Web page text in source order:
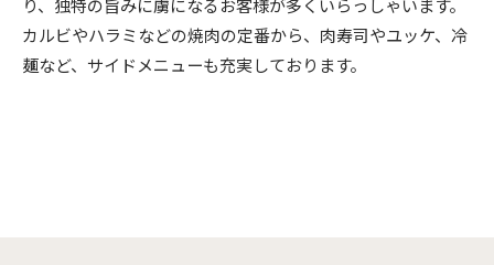
り、独特の旨みに虜になるお客様が多くいらっしゃいます。
カルビやハラミなどの焼肉の定番から、肉寿司やユッケ、冷
麺など、サイドメニューも充実しております。